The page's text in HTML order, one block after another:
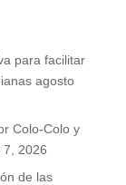
para facilitar
agosto
Colo-Colo y
7, 2026
de las